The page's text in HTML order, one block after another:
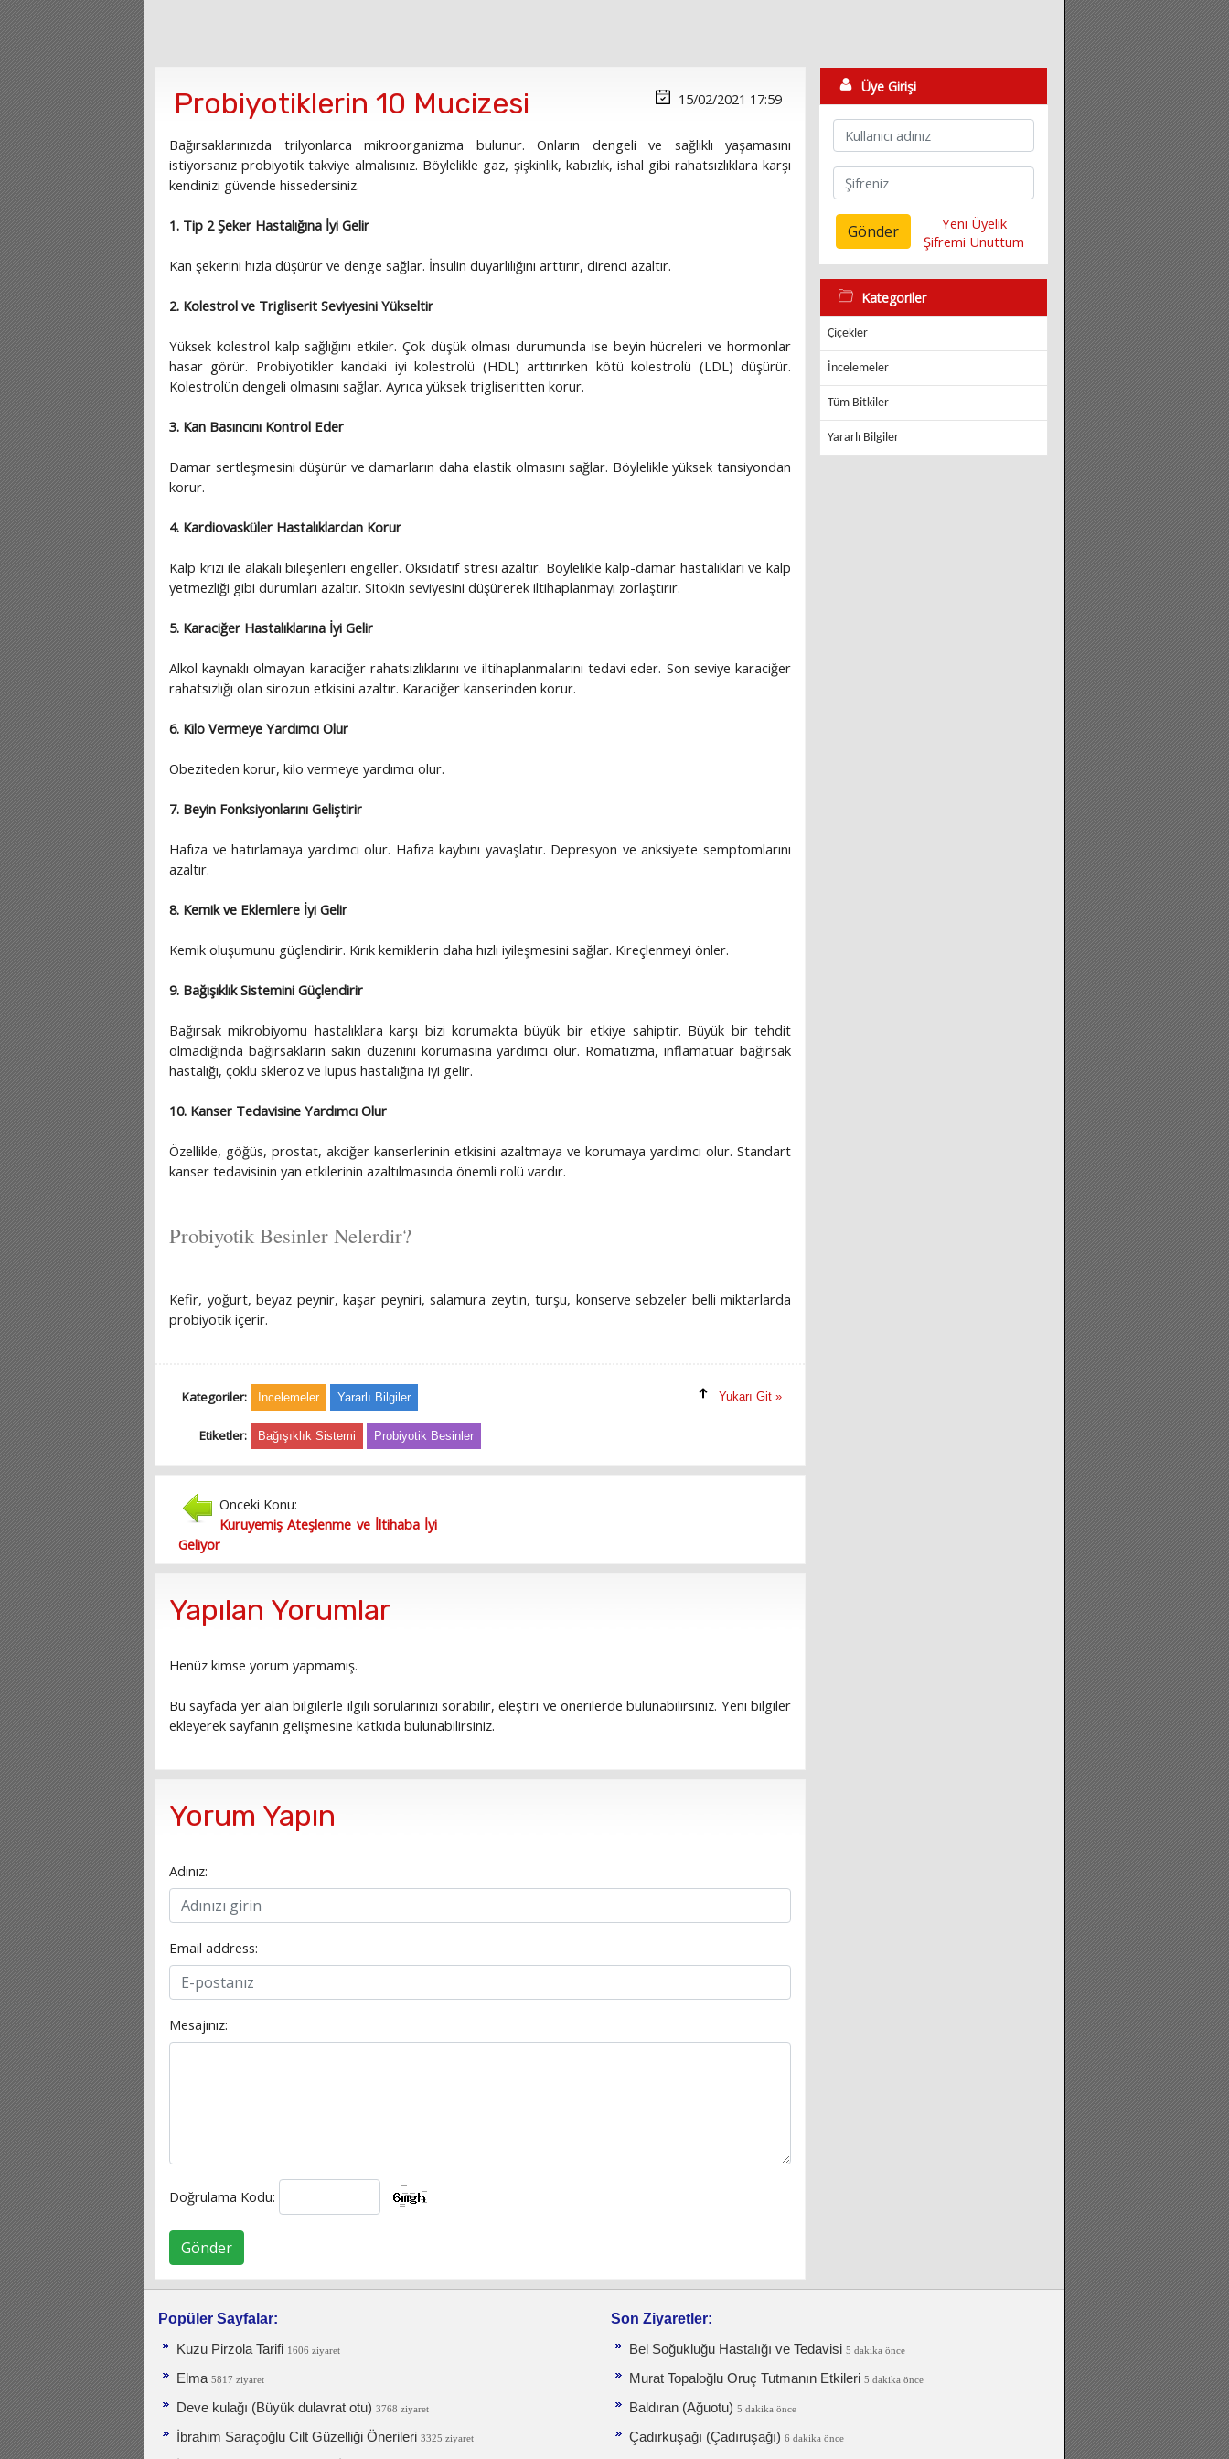
Probiyotiklerin 10 Mucizesi 15/02/2021 17:59
Bağırsaklarınızda trilyonlarca mikroorganizma bulunur. Onların dengeli ve sağlıklı yaşamasını
istiyorsanız probiyotik takviye almalısınız. Böylelikle gaz, şişkinlik, kabızlık, ishal gibi rahatsızlıklara karşı
kendinizi güvende hissedersiniz.
1. Tip 2 Şeker Hastalığına İyi Gelir
Kan şekerini hızla düşürür ve denge sağlar. İnsulin duyarlılığını arttırır, direnci azaltır.
2. Kolestrol ve Trigliserit Seviyesini Yükseltir
Yüksek kolestrol kalp sağlığını etkiler. Çok düşük olması durumunda ise beyin hücreleri ve hormonlar
hasar görür. Probiyotikler kandaki iyi kolestrolü (HDL) arttırırken kötü kolestrolü (LDL) düşürür.
Kolestrolün dengeli olmasını sağlar. Ayrıca yüksek trigliseritten korur.
3. Kan Basıncını Kontrol Eder
Damar sertleşmesini düşürür ve damarların daha elastik olmasını sağlar. Böylelikle yüksek tansiyondan
korur.
4. Kardiovasküler Hastalıklardan Korur
Kalp krizi ile alakalı bileşenleri engeller. Oksidatif stresi azaltır. Böylelikle kalp-damar hastalıkları ve kalp
yetmezliği gibi durumları azaltır. Sitokin seviyesini düşürerek iltihaplanmayı zorlaştırır.
5. Karaciğer Hastalıklarına İyi Gelir
Alkol kaynaklı olmayan karaciğer rahatsızlıklarını ve iltihaplanmalarını tedavi eder. Son seviye karaciğer
rahatsızlığı olan sirozun etkisini azaltır. Karaciğer kanserinden korur.
6. Kilo Vermeye Yardımcı Olur
Obeziteden korur, kilo vermeye yardımcı olur.
7. Beyin Fonksiyonlarını Geliştirir
Hafıza ve hatırlamaya yardımcı olur. Hafıza kaybını yavaşlatır. Depresyon ve anksiyete semptomlarını
azaltır.
8. Kemik ve Eklemlere İyi Gelir
Kemik oluşumunu güçlendirir. Kırık kemiklerin daha hızlı iyileşmesini sağlar. Kireçlenmeyi önler.
9. Bağışıklık Sistemini Güçlendirir
Bağırsak mikrobiyomu hastalıklara karşı bizi korumakta büyük bir etkiye sahiptir. Büyük bir tehdit
olmadığında bağırsakların sakin düzenini korumasına yardımcı olur. Romatizma, inflamatuar bağırsak
hastalığı, çoklu skleroz ve lupus hastalığına iyi gelir.
10. Kanser Tedavisine Yardımcı Olur
Özellikle, göğüs, prostat, akciğer kanserlerinin etkisini azaltmaya ve korumaya yardımcı olur. Standart
kanser tedavisinin yan etkilerinin azaltılmasında önemli rolü vardır.
Probiyotik Besinler Nelerdir?
Kefir, yoğurt, beyaz peynir, kaşar peyniri, salamura zeytin, turşu, konserve sebzeler belli miktarlarda
probiyotik içerir.
Kategoriler: İncelemeler Yararlı Bilgiler Yukarı Git »
Etiketler: Bağışıklık Sistemi Probiyotik Besinler
Önceki Konu:
Kuruyemiş Ateşlenme ve İltihaba İyi
Geliyor
Yapılan Yorumlar
Henüz kimse yorum yapmamış.
Bu sayfada yer alan bilgilerle ilgili sorularınızı sorabilir, eleştiri ve önerilerde bulunabilirsiniz. Yeni bilgiler
ekleyerek sayfanın gelişmesine katkıda bulunabilirsiniz.
Yorum Yapın
Adınız:
Email address:
Mesajınız:
Doğrulama Kodu:
Gönder
Üye Girişi
Gönder
Yeni Üyelik
Şifremi Unuttum
Kategoriler
Çiçekler
İncelemeler
Tüm Bitkiler
Yararlı Bilgiler
Popüler Sayfalar:
Kuzu Pirzola Tarifi 1606 ziyaret
Elma 5817 ziyaret
Deve kulağı (Büyük dulavrat otu) 3768 ziyaret
İbrahim Saraçoğlu Cilt Güzelliği Önerileri 3325 ziyaret
Son Ziyaretler:
Bel Soğukluğu Hastalığı ve Tedavisi 5 dakika önce
Murat Topaloğlu Oruç Tutmanın Etkileri 5 dakika önce
Baldıran (Ağuotu) 5 dakika önce
Çadırkuşağı (Çadıruşağı) 6 dakika önce